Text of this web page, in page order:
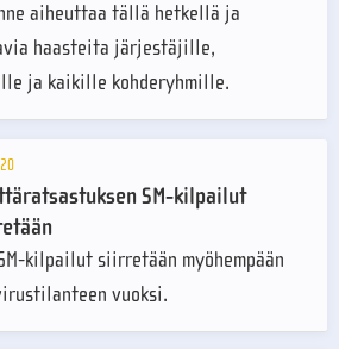
aiheuttaa tällä hetkellä ja
haasteita järjestäjille,
ja kaikille kohderyhmille.
SM-kilpailut
kilpailut siirretään myöhempään
vuoksi.